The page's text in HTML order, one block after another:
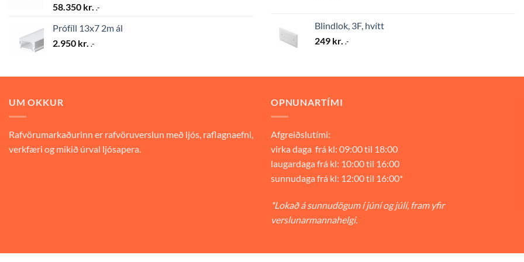
58.350 kr. .-
Prófíll 13x7 2m ál
2.950 kr. .-
Blindlok, 3F, hvítt
249 kr. .-
UM OKKUR
Rafvörumarkaðurinn er rafvöruverslun með ljós, raflagnaefni,
verkfæri og mikið úrval ljósapera.
OPNUNARTÍMI
Afgreiðslutími:
virka daga frá kl: 09:00 til 18:00
laugardaga frá kl: 10:00 til 16:00
sunnudaga frá kl: 12:00 til 16:00*
*Lokað á sunnudögum í júní og júlí, fram yfir
verslunarmannahelgi.